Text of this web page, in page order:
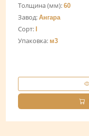
Толщина (мм): 60
Завод: Ангара
Сорт: I
Упаковка: м3